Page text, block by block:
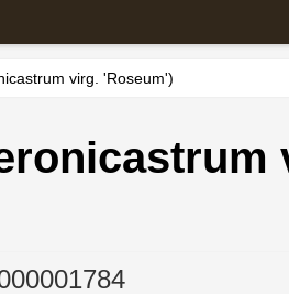
virg. 'Roseum')